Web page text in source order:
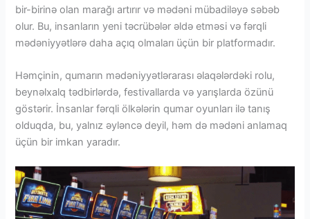
bir-birinə olan marağı artırır və mədəni mübadiləyə səbəb
olur. Bu, insanların yeni təcrübələr əldə etməsi və fərqli
mədəniyyətlərə daha açıq olmaları üçün bir platformadır.
Həmçinin, qumarın mədəniyyətlərarası əlaqələrdəki rolu,
beynəlxalq tədbirlərdə, festivallarda və yarışlarda özünü
göstərir. İnsanlar fərqli ölkələrin qumar oyunları ilə tanış
olduqda, bu, yalnız əyləncə deyil, həm də mədəni anlamaq
üçün bir imkan yaradır.